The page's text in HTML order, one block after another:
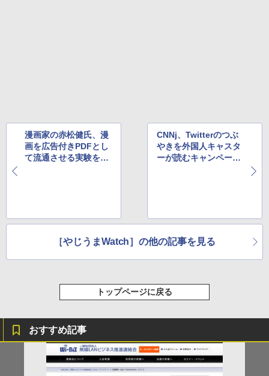
漫画家の赤松健氏、漫
画を広告付きPDFとし
て流通させる実験をス
CNNj、Twitterのつぶ
やきを外国人キャスタ
ーが読むキャンペー
［やじうまWatch］の他の記事を見る
トップページに戻る
おすすめ記事